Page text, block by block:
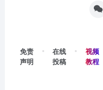
免责
声明
在线
投稿
视频
教程